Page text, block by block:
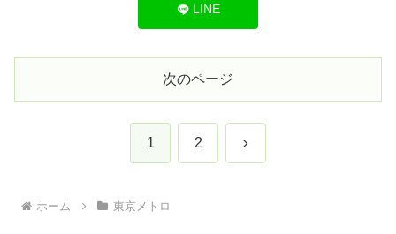
LINE
次のページ
1 2 次
ホーム 東京メトロ